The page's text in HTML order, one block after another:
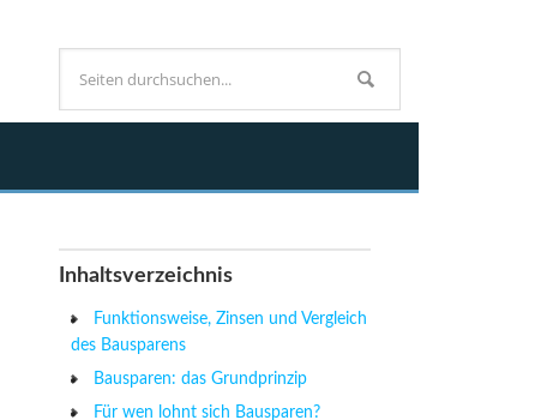
Inhaltsverzeichnis
Funktionsweise, Zinsen und Vergleich
des Bausparens
Bausparen: das Grundprinzip
Für wen lohnt sich Bausparen?